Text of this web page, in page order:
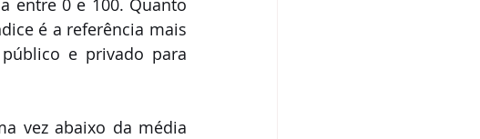
é a referência mais
e privado para
vez abaixo da média